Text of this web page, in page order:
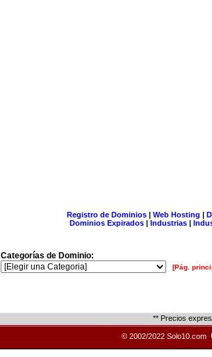
Registro de Dominios| Web Hosting |
Dominios Expirados | Industrias |
Categorías de Dominio:
[Pág.
** Precios
© 2002/2022 Solo10.com